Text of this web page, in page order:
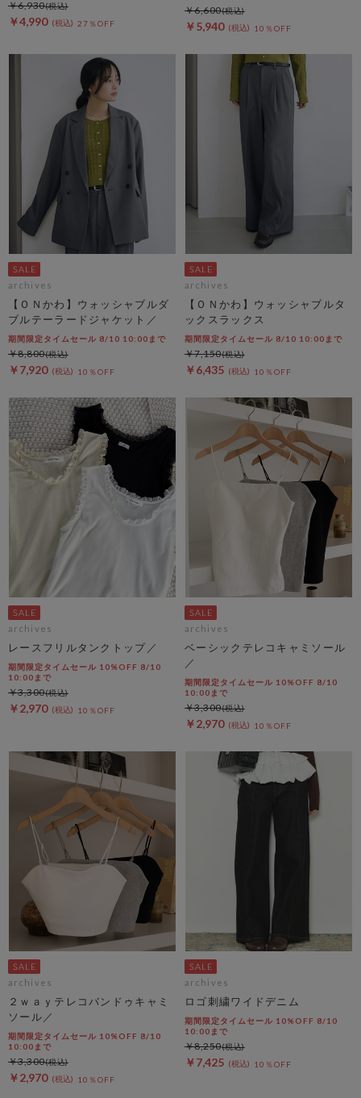
￥4,990 27％OFF
￥6,930
￥5,940 10％OFF
￥6,600
archives
【ＯＮかわ】ウォッシャブルダ
ブルテーラードジャケット／
期間限定タイムセール 8/10 10:00まで
￥7,920 10％OFF
￥8,800
archives
【ＯＮかわ】ウォッシャブルタ
ックスラックス
期間限定タイムセール 8/10 10:00まで
￥6,435 10％OFF
￥7,150
archives
レースフリルタンクトップ／
期間限定タイムセール 10%OFF 8/10
10:00まで
￥2,970 10％OFF
￥3,300
archives
ベーシックテレコキャミソール
／
期間限定タイムセール 10%OFF 8/10
10:00まで
￥2,970 10％OFF
￥3,300
archives
２ｗａｙテレコバンドゥキャミ
ソール／
期間限定タイムセール 10%OFF 8/10
10:00まで
￥2,970 10％OFF
￥3,300
archives
ロゴ刺繍ワイドデニム
期間限定タイムセール 10%OFF 8/10
10:00まで
￥7,425 10％OFF
￥8,250